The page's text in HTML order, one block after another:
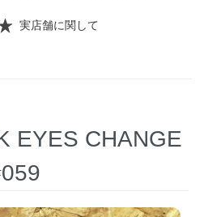
実店舗に関して
EYES CHANGE